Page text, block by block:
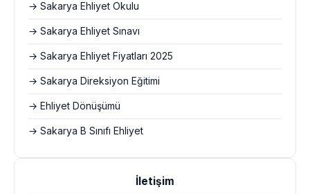
→ Sakarya Ehliyet Okulu
→ Sakarya Ehliyet Sınavı
→ Sakarya Ehliyet Fiyatları 2025
→ Sakarya Direksiyon Eğitimi
→ Ehliyet Dönüşümü
→ Sakarya B Sınıfı Ehliyet
İletişim